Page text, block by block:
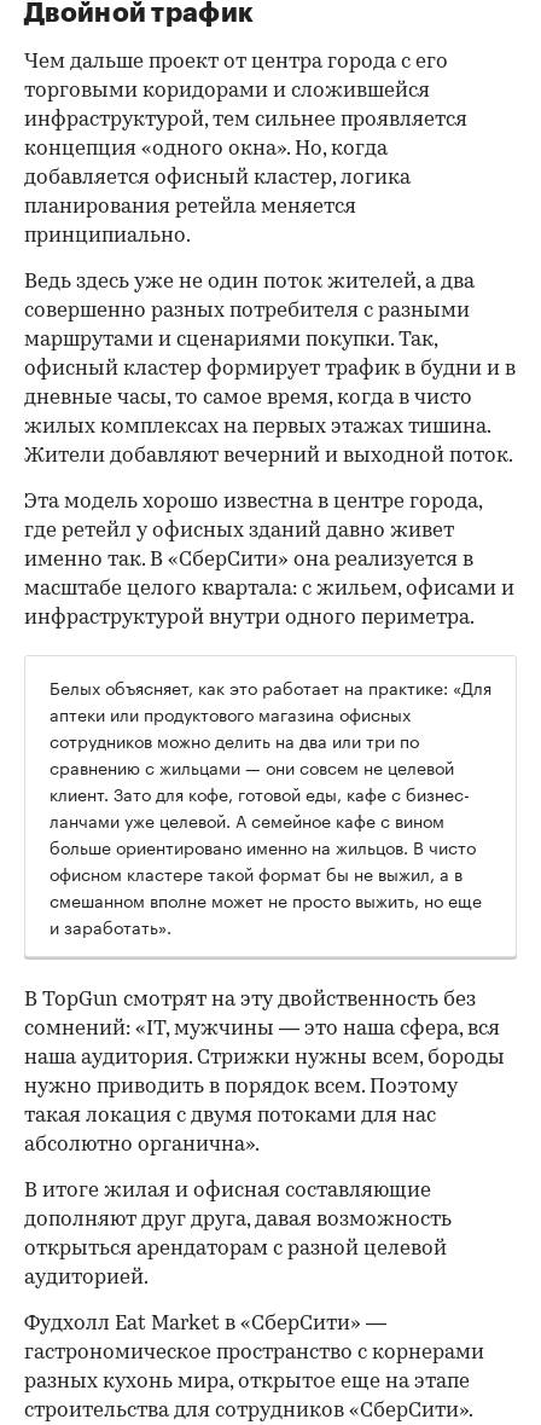
Двойной трафик
Чем дальше проект от центра города с его
торговыми коридорами и сложившейся
инфраструктурой, тем сильнее проявляется
концепция «одного окна». Но, когда
добавляется офисный кластер, логика
планирования ретейла меняется
принципиально.
Ведь здесь уже не один поток жителей, а два
совершенно разных потребителя с разными
маршрутами и сценариями покупки. Так,
офисный кластер формирует трафик в будни и в
дневные часы, то самое время, когда в чисто
жилых комплексах на первых этажах тишина.
Жители добавляют вечерний и выходной поток.
Эта модель хорошо известна в центре города,
где ретейл у офисных зданий давно живет
именно так. В «СберСити» она реализуется в
масштабе целого квартала: с жильем, офисами и
инфраструктурой внутри одного периметра.
Белых объясняет, как это работает на практике: «Для
аптеки или продуктового магазина офисных
сотрудников можно делить на два или три по
сравнению с жильцами — они совсем не целевой
клиент. Зато для кофе, готовой еды, кафе с бизнес-
ланчами уже целевой. А семейное кафе с вином
больше ориентировано именно на жильцов. В чисто
офисном кластере такой формат бы не выжил, а в
смешанном вполне может не просто выжить, но еще
и заработать».
В TopGun смотрят на эту двойственность без
сомнений: «IT, мужчины — это наша сфера, вся
наша аудитория. Стрижки нужны всем, бороды
нужно приводить в порядок всем. Поэтому
такая локация с двумя потоками для нас
абсолютно органична».
В итоге жилая и офисная составляющие
дополняют друг друга, давая возможность
открыться арендаторам с разной целевой
аудиторией.
Фудхолл Eat Market в «СберСити» —
гастрономическое пространство с корнерами
разных кухонь мира, открытое еще на этапе
строительства для сотрудников «СберСити».